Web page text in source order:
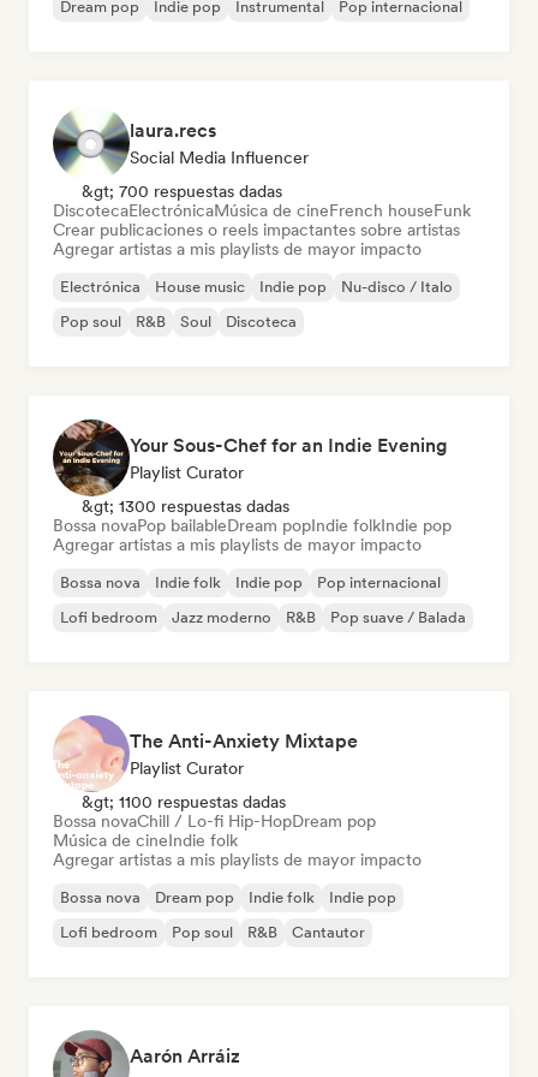
Dream pop Indie pop Instrumental Pop internacional
laura.recs
Social Media Influencer
&gt; 700 respuestas dadas
DiscotecaElectrónicaMúsica de cineFrench houseFunk
Crear publicaciones o reels impactantes sobre artistas
Agregar artistas a mis playlists de mayor impacto
Electrónica House music Indie pop
Nu-disco / Italo
Pop soul
R&B Soul Discoteca
Your Sous-Chef for an Indie Evening
Playlist Curator
&gt; 1300 respuestas dadas
Bossa novaPop bailableDream popIndie folkIndie pop
Agregar artistas a mis playlists de mayor impacto
Bossa nova Indie folk Indie pop
Pop internacional
Lofi bedroom
Jazz moderno R&B Pop suave / Balada
The Anti-Anxiety Mixtape
Playlist Curator
&gt; 1100 respuestas dadas
Bossa novaChill / Lo-fi Hip-HopDream pop
Música de cineIndie folk
Agregar artistas a mis playlists de mayor impacto
Bossa nova Dream pop Indie folk
Indie pop
Lofi bedroom
Pop soul R&B Cantautor
Aarón Arráiz